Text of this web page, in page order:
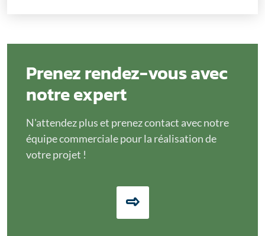
Prenez rendez-vous avec
notre expert
N'attendez plus et prenez contact avec notre
équipe commerciale pour la réalisation de
votre projet !